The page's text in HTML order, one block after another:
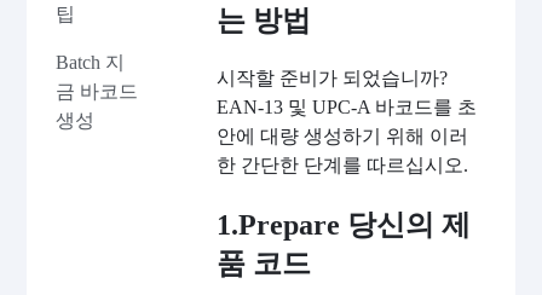
팁
Batch 지
금 바코드
생성
는 방법
시작할 준비가 되었습니까?
EAN-13 및 UPC-A 바코드를 초
안에 대량 생성하기 위해 이러
한 간단한 단계를 따르십시오.
1.Prepare 당신의 제
품 코드